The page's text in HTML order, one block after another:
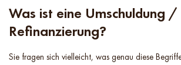
Was ist eine Umschuldung /
Refinanzierung?
Sie fragen sich vielleicht, was genau diese